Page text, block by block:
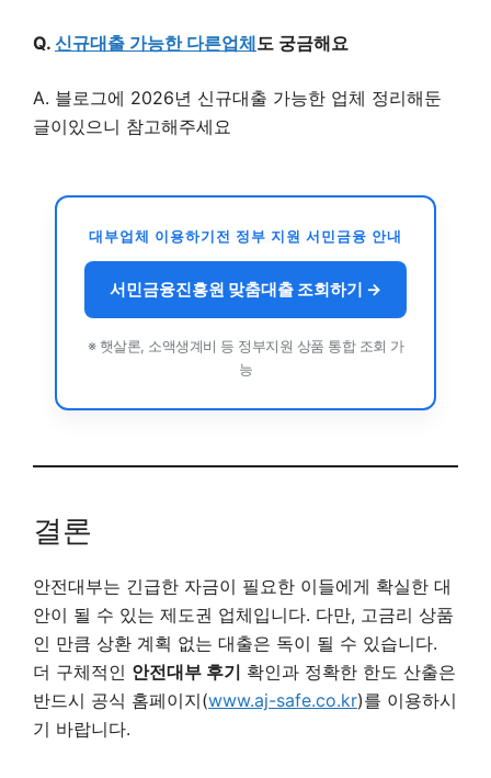
Q. 신규대출 가능한 다른업체도 궁금해요
A. 블로그에 2026년 신규대출 가능한 업체 정리해둔
글이있으니 참고해주세요
대부업체 이용하기전 정부 지원 서민금융 안내
서민금융진흥원 맞춤대출 조회하기 →
※ 햇살론, 소액생계비 등 정부지원 상품 통합 조회 가
능
결론
안전대부는 긴급한 자금이 필요한 이들에게 확실한 대
안이 될 수 있는 제도권 업체입니다. 다만, 고금리 상품
인 만큼 상환 계획 없는 대출은 독이 될 수 있습니다.
더 구체적인 안전대부 후기 확인과 정확한 한도 산출은
반드시 공식 홈페이지(www.aj-safe.co.kr)를 이용하시
기 바랍니다.